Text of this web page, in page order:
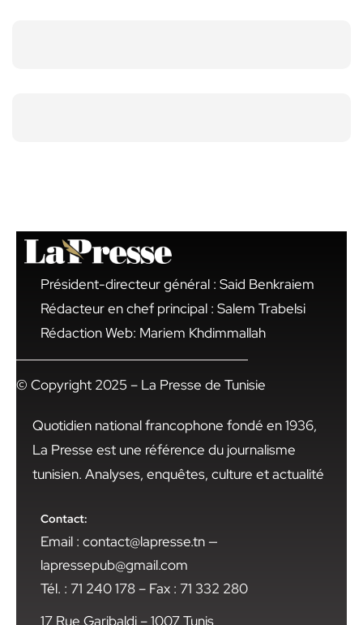
Président-directeur général : Said Benkraiem
Rédacteur en chef principal : Salem Trabelsi
Rédaction Web: Mariem Khdimmallah
© Copyright 2025 – La Presse de Tunisie
Quotidien national francophone fondé en 1936,
La Presse est une référence du journalisme
tunisien. Analyses, enquêtes, culture et actualité
Contact:
Email : contact@lapresse.tn —
lapressepub@gmail.com
Tél. : 71 240 178 – Fax : 71 332 280
17 Rue Garibaldi – 1007 Tunis